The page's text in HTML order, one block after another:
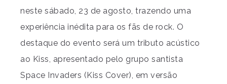
neste sábado, 23 de agosto, trazendo uma
experiência inédita para os fãs de rock. O
destaque do evento será um tributo acústico
ao Kiss, apresentado pelo grupo santista
Space Invaders (Kiss Cover), em versão